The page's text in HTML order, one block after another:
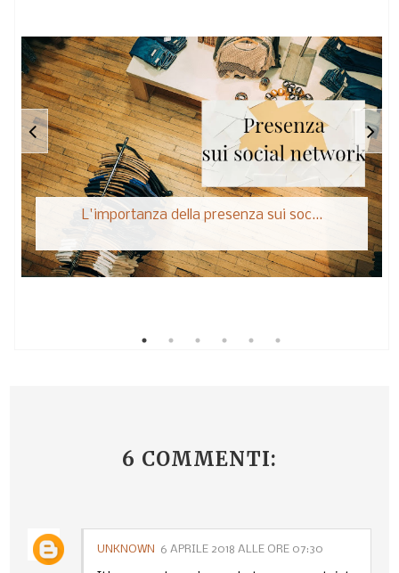
L'importanza della presenza sui soc...
6 COMMENTI:
UNKNOWN 6 APRILE 2018 ALLE ORE 07:30